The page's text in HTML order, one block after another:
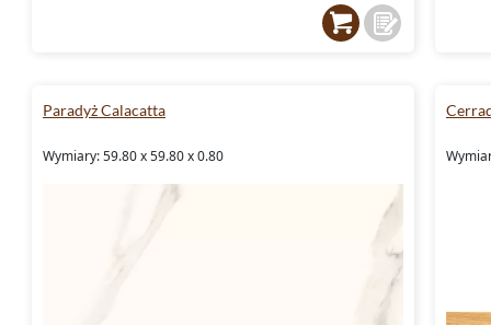
Paradyż Calacatta
Wymiary: 59.80 x 59.80 x 0.80